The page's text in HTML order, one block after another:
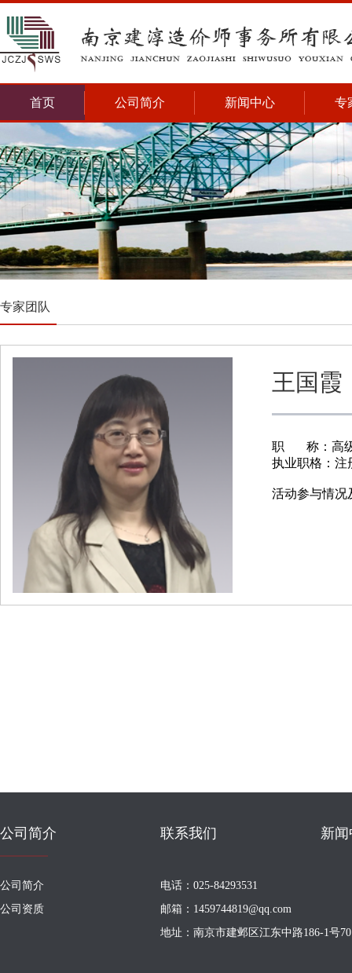
首页 公司简介 新闻中心 专
专家团队
王国
职 称：高
执业职格：注
活动参与情况
公司简介
公司简介
公司资质
联系我们
电话：025-84293531
邮箱：1459744819@qq.com
地址：南京市建邺区江东中路186-1号
新